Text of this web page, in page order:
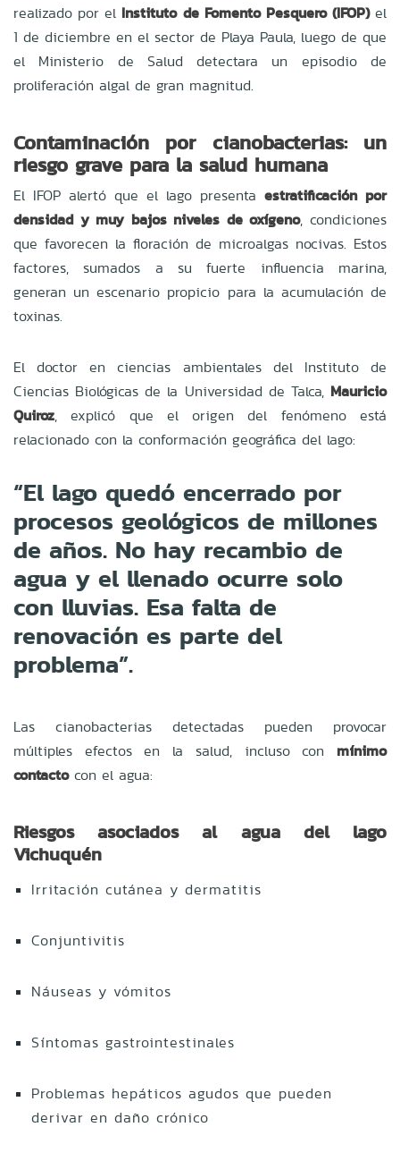
realizado por el Instituto de Fomento Pesquero (IFOP)el
1 de diciembre en el sector de Playa Paula, luego de que
el Ministerio de Salud detectara un episodio de
proliferación algal de gran magnitud.
Contaminación por cianobacterias: un
riesgo grave para la salud humana
El IFOP alertó que el lago presenta estratificación por
densidad y muy bajos niveles de oxígeno, condiciones
que favorecen la floración de microalgas nocivas. Estos
factores, sumados a su fuerte influencia marina,
generan un escenario propicio para la acumulación de
toxinas.
El doctor en ciencias ambientales del Instituto de
Ciencias Biológicas de la Universidad de Talca, Mauricio
Quiroz, explicó que el origen del fenómeno está
relacionado con la conformación geográfica del lago:
“El lago quedó encerrado por
procesos geológicos de millones
de años. No hay recambio de
agua y el llenado ocurre solo
con lluvias. Esa falta de
renovación es parte del
problema”.
Las cianobacterias detectadas pueden provocar
múltiples efectos en la salud, incluso con mínimo
contactocon el agua:
Riesgos asociados al agua del lago
Vichuquén
Irritación cutánea y dermatitis
Conjuntivitis
Náuseas y vómitos
Síntomas gastrointestinales
Problemas hepáticos agudos que pueden
derivar en daño crónico